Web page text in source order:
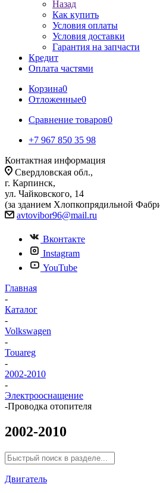
Назад
Как купить
Условия оплаты
Условия доставки
Гарантия на запчасти
Кредит
Оплата частями
Корзина0
Отложенные0
Сравнение товаров0
+7 967 850 35 98
Контактная информация
Свердловская обл.,
г. Карпинск,
ул. Чайковского, 14
(за зданием Хлопкопрядильной
avtovibor96@mail.ru
Вконтакте
Instagram
YouTube
Главная
-
Каталог
-
Volkswagen
-
Touareg
-
2002-2010
-
Электрооснащение
-Проводка отопителя
2002-2010
Двигатель